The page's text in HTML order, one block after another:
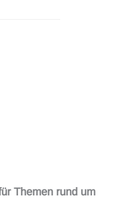
Themen rund um